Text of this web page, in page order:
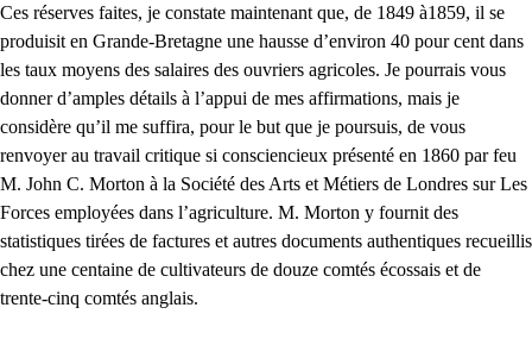
Ces réserves faites, je constate maintenant que, de 1849 à1859, il se
produisit en Grande-Bretagne une hausse d’environ 40 pour cent dans
les taux moyens des salaires des ouvriers agricoles. Je pourrais vous
donner d’amples détails à l’appui de mes affirmations, mais je
considère qu’il me suffira, pour le but que je poursuis, de vous
renvoyer au travail critique si consciencieux présenté en 1860 par feu
M. John C. Morton à la Société des Arts et Métiers de Londres sur Les
Forces employées dans l’agriculture. M. Morton y fournit des
statistiques tirées de factures et autres documents authentiques recueillis
chez une centaine de cultivateurs de douze comtés écossais et de
trente-cinq comtés anglais.